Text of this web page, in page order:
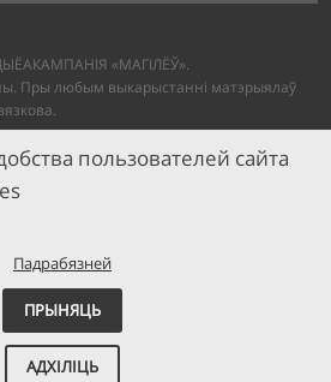
«МАГІЛЁЎ».
Пры любым выкарыстанні матэрыялаў
пользователей сайта
Падрабязней
ПРЫНЯЦЬ
АДХІЛІЦЬ